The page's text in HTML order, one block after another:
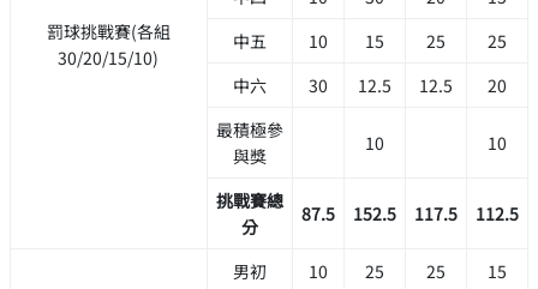
罰球挑戰賽(各組
30/20/15/10)
中五
10 15 25
25
中六
30 12.5 12.5
20
最積極參
與獎
10 10
挑戰賽總
分
87.5 152.5 117.5 112.5
男初 10 25 25
15